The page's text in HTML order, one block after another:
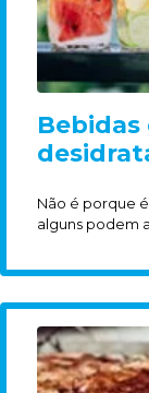
Bebidas
Não é porque
alguns podem